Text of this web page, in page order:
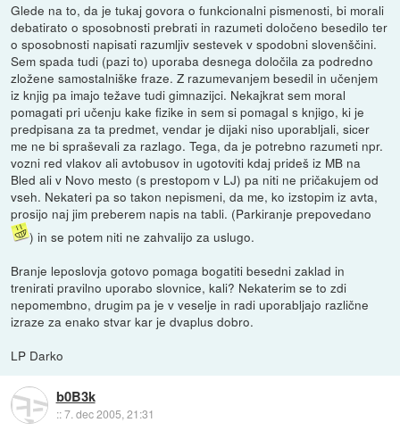
Glede na to, da je tukaj govora o funkcionalni pismenosti, bi morali
debatirato o sposobnosti prebrati in razumeti določeno besedilo ter
o sposobnosti napisati razumljiv sestevek v spodobni slovenščini.
Sem spada tudi (pazi to) uporaba desnega določila za podredno
zložene samostalniške fraze. Z razumevanjem besedil in učenjem
iz knjig pa imajo težave tudi gimnazijci. Nekajkrat sem moral
pomagati pri učenju kake fizike in sem si pomagal s knjigo, ki je
predpisana za ta predmet, vendar je dijaki niso uporabljali, sicer
me ne bi spraševali za razlago. Tega, da je potrebno razumeti npr.
vozni red vlakov ali avtobusov in ugotoviti kdaj prideš iz MB na
Bled ali v Novo mesto (s prestopom v LJ) pa niti ne pričakujem od
vseh. Nekateri pa so takon nepismeni, da me, ko izstopim iz avta,
prosijo naj jim preberem napis na tabli. (Parkiranje prepovedano
) in se potem niti ne zahvalijo za uslugo.
Branje leposlovja gotovo pomaga bogatiti besedni zaklad in
trenirati pravilno uporabo slovnice, kali? Nekaterim se to zdi
nepomembno, drugim pa je v veselje in radi uporabljajo različne
izraze za enako stvar kar je dvaplus dobro.
LP Darko
b0B3k
::7. dec 2005, 21:31